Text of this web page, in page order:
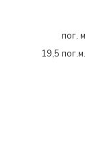
пог. м
19,5 пог.м.